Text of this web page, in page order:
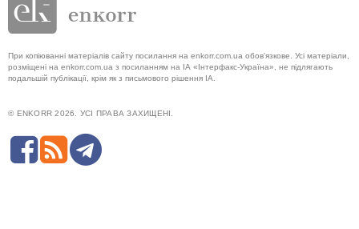
При копіюванні матеріалів сайту посилання на enkorr.com.ua обов'язкове. Усі матеріали,
розміщені на enkorr.com.ua з посиланням на ІА «Інтерфакс-Україна», не підлягають
подальшій публікації, крім як з письмового рішення ІА.
© ENKORR 2026. УСІ ПРАВА ЗАХИЩЕНІ.